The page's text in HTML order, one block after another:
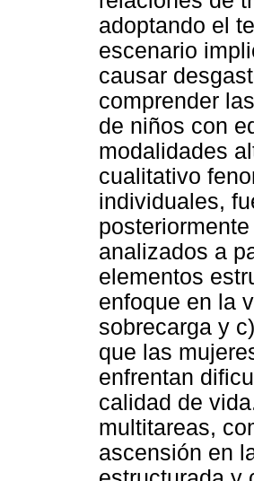
adoptando el
escenario
causar
comprender
de niños con
modalidades
cualitativo
individuales,
analizados a
elementos
enfoque en la
sobrecarga y
que las
enfrentan
calidad de
multitareas,
ascensión en